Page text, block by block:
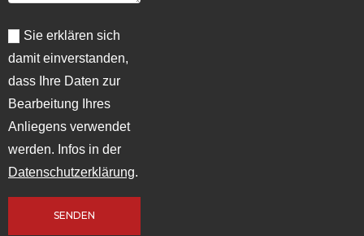
Sie erklären sich
damit einverstanden,
dass Ihre Daten zur
Bearbeitung Ihres
Anliegens verwendet
werden. Infos in der
Datenschutzerklärung.
SENDEN